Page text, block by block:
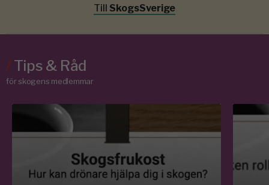
Till SkogsSverige
/Tips & Råd
för skogens medlemmar